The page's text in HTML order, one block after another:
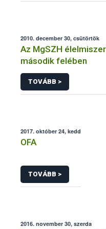
2010. december 30, csütörtök
Az MgSZH
második felében
TOVÁBB >
2017. október 24, kedd
OFA
TOVÁBB >
2016. november 30, szerda